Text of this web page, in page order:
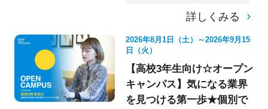
詳しくみる
2026年8月1日（土）～2026年9月15
日（火）
【高校3年生向け☆オープン
キャンパス】気になる業界
を見つける第一歩★個別で